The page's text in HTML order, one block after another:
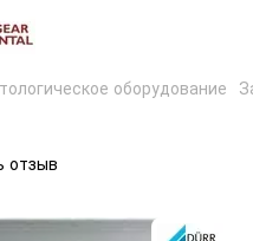
оборудование
отзыв